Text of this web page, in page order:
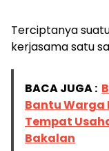
Terciptanya
kerjasama satu
BACA JUGA :
Bantu Warga
Tempat
Bakalan